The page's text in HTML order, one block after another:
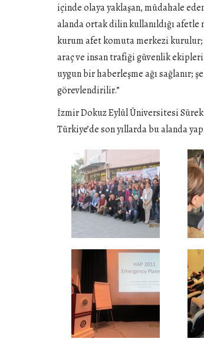
içinde olaya yaklaşan, müdahale
alanda ortak dilin kullanıldığı
kurum afet komuta merkezi
araç ve insan trafiği güvenlik
uygun bir haberleşme ağı
görevlendirilir.”
İzmir Dokuz Eylül Üniversitesi
Türkiye’de son yıllarda bu alanda